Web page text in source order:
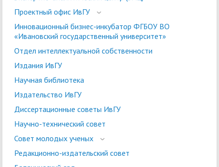
Проектный офис ИвГУ
Инновационный бизнес-инкубатор ФГБОУ ВО
«Ивановский государственный университет»
Отдел интеллектуальной собственности
Издания ИвГУ
Научная библиотека
Издательство ИвГУ
Диссертационные советы ИвГУ
Научно-технический совет
Совет молодых ученых
Редакционно-издательский совет